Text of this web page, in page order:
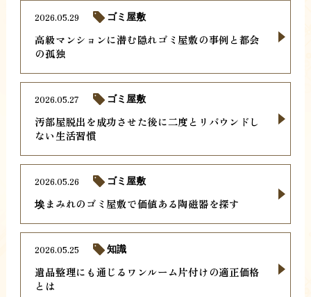
高級マンションに潜む隠れゴミ屋敷の事例と都会
の孤独
2026.05.29 ゴミ屋敷
汚部屋脱出を成功させた後に二度とリバウンドし
ない生活習慣
2026.05.27 ゴミ屋敷
埃まみれのゴミ屋敷で価値ある陶磁器を探す
2026.05.26 ゴミ屋敷
遺品整理にも通じるワンルーム片付けの適正価格
とは
2026.05.25 知識